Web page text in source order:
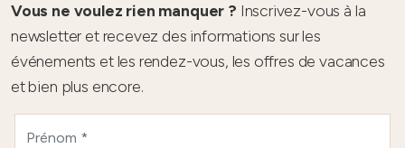
Vous ne voulez rien manquer ? Inscrivez-vous à la
newsletter et recevez des informations sur les
événements et les rendez-vous, les offres de vacances
et bien plus encore.